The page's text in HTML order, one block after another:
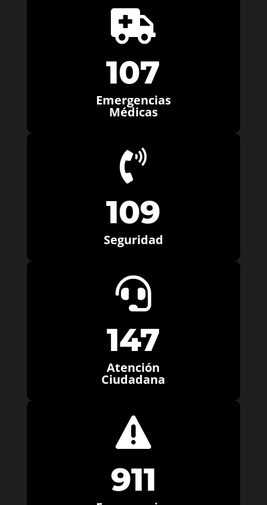

107
Emergencias
Médicas

109
Seguridad

147
Atención
Ciudadana

911